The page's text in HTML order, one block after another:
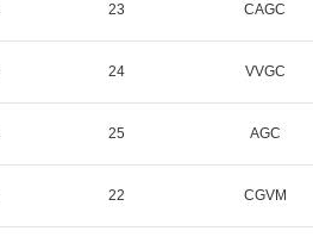
23 CAGC
24 VVGC
25 AGC
22 CGVM